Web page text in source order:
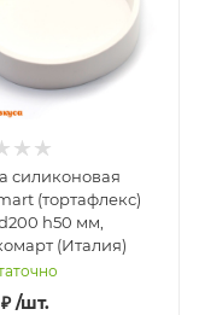
силиконовая
(тортафлекс)
h50 мм,
(Италия)
₽ /шт.